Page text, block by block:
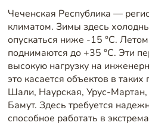
Чеченская Республика —
климатом. Зимы здесь
опускаться ниже -15 °C.
поднимаются до +35 °C. Эти
высокую нагрузку на
это касается объектов в
Шали, Наурская, Урус-Мартан,
Бамут. Здесь требуется
способное работать в